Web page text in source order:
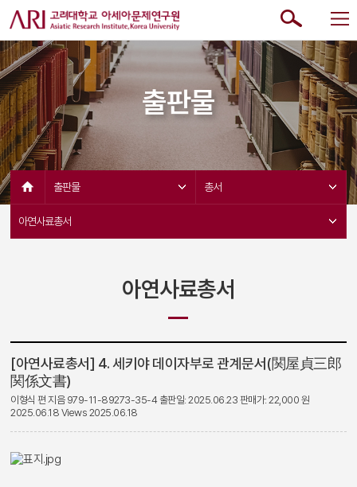
출판물
출판물 총서
아연사료총서
아연사료총서
[아연사료총서] 4. 세키야 데이자부로 관계문서(関屋貞三郎
関係文書)
이형식 편 지음 979-11-89273-35-4 출판일: 2025.06.23 판매가: 22,000 원
2025.06.18 Views 2025.06.18